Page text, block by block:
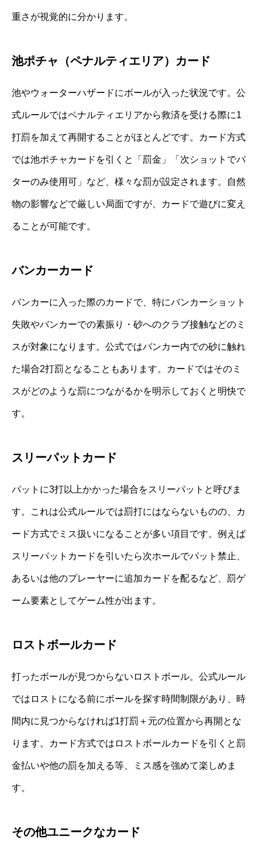
重さが視覚的に分かります。
池ポチャ（ペナルティエリア）カード
池やウォーターハザードにボールが入った状況です。公
式ルールではペナルティエリアから救済を受ける際に1
打罰を加えて再開することがほとんどです。カード方式
では池ポチャカードを引くと「罰金」「次ショットでパ
ターのみ使用可」など、様々な罰が設定されます。自然
物の影響などで厳しい局面ですが、カードで遊びに変え
ることが可能です。
バンカーカード
バンカーに入った際のカードで、特にバンカーショット
失敗やバンカーでの素振り・砂へのクラブ接触などのミ
スが対象になります。公式ではバンカー内での砂に触れ
た場合2打罰となることもあります。カードではそのミ
スがどのような罰につながるかを明示しておくと明快で
す。
スリーパットカード
パットに3打以上かかった場合をスリーパットと呼びま
す。これは公式ルールでは罰打にはならないものの、カ
ード方式でミス扱いになることが多い項目です。例えば
スリーパットカードを引いたら次ホールでパット禁止、
あるいは他のプレーヤーに追加カードを配るなど、罰ゲ
ーム要素としてゲーム性が出ます。
ロストボールカード
打ったボールが見つからないロストボール。公式ルール
ではロストになる前にボールを探す時間制限があり、時
間内に見つからなければ1打罰＋元の位置から再開とな
ります。カード方式ではロストボールカードを引くと罰
金払いや他の罰を加える等、ミス感を強めて楽しめま
す。
その他ユニークなカード